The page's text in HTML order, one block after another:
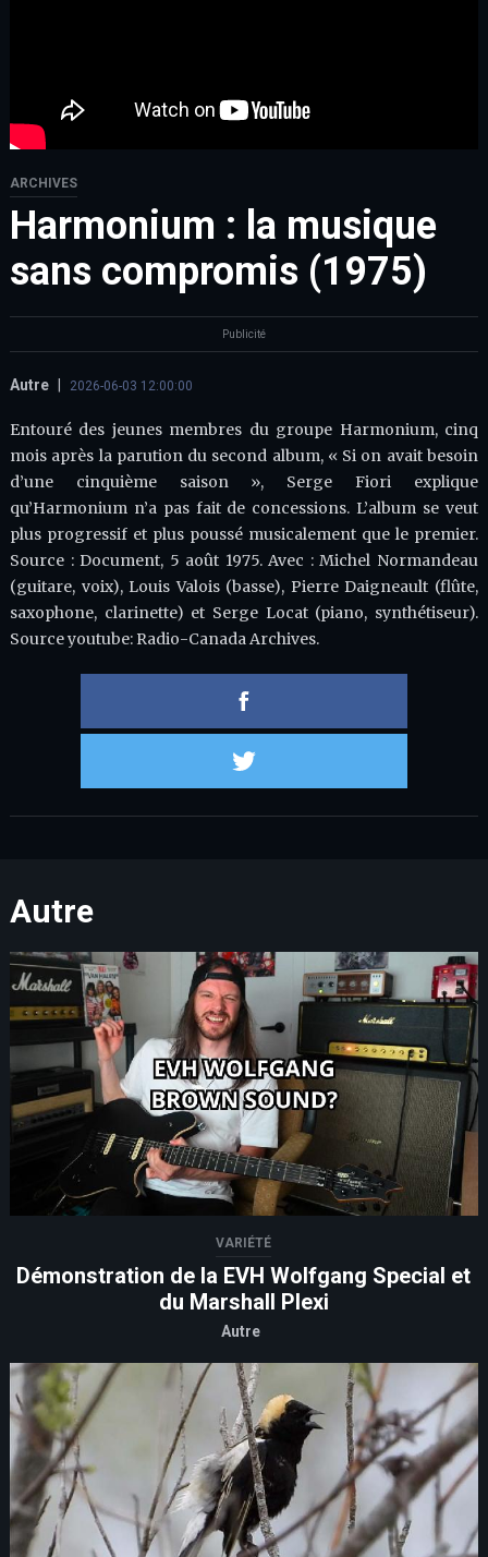
ARCHIVES
Harmonium : la musique
sans compromis (1975)
Publicité
Autre 2026-06-03 12:00:00
Entouré des jeunes membres du groupe Harmonium, cinq
mois après la parution du second album, « Si on avait besoin
d’une cinquième saison », Serge Fiori explique
qu’Harmonium n’a pas fait de concessions. L’album se veut
plus progressif et plus poussé musicalement que le premier.
Source : Document, 5 août 1975. Avec : Michel Normandeau
(guitare, voix), Louis Valois (basse), Pierre Daigneault (flûte,
saxophone, clarinette) et Serge Locat (piano, synthétiseur).
Source youtube: Radio-Canada Archives.
Autre
VARIÉTÉ
Démonstration de la EVH Wolfgang Special et
du Marshall Plexi
Autre